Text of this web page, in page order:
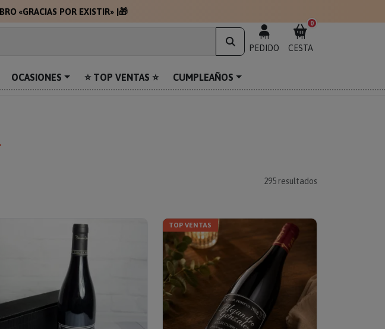
🎁
MI
PEDIDO
0
MI
CESTA
OCASIONES ⭐ TOP VENTAS ⭐ CUMPLEAÑOS
295 resultados
TOP VENTAS